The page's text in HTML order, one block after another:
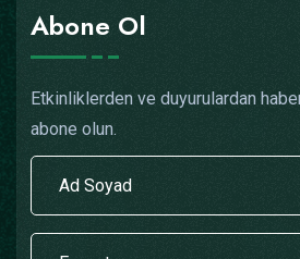
Abone Ol
Etkinliklerden ve duyurulardan
abone olun.